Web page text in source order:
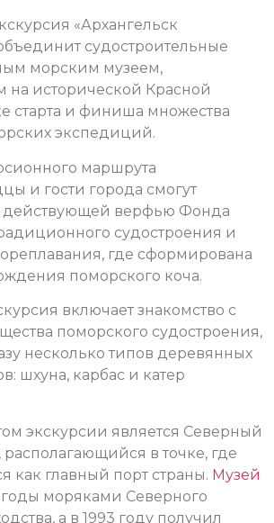
«Архангельск
судостроительные
морским музеем,
на исторической Красной
старта и финиша множества
экспедиций.
маршрута
и гости города смогут
действующей верфью Фонда
судостроения и
где сформирована
поморского коча.
включает знакомство с
поморского судостроения,
несколько типов деревянных
шхуна, карбас и катер
экскурсии является Северный
в точке, где
как главный порт страны. Музей
годы моряками Северного
а в 1993 году получил